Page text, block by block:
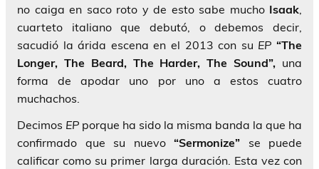
no caiga en saco roto y de esto sabe mucho Isaak,
cuarteto italiano que debutó, o debemos decir,
sacudió la árida escena en el 2013 con su EP “The
Longer, The Beard, The Harder, The Sound”, una
forma de apodar uno por uno a estos cuatro
muchachos.
Decimos EP porque ha sido la misma banda la que ha
confirmado que su nuevo “Sermonize” se puede
calificar como su primer larga duración. Esta vez con